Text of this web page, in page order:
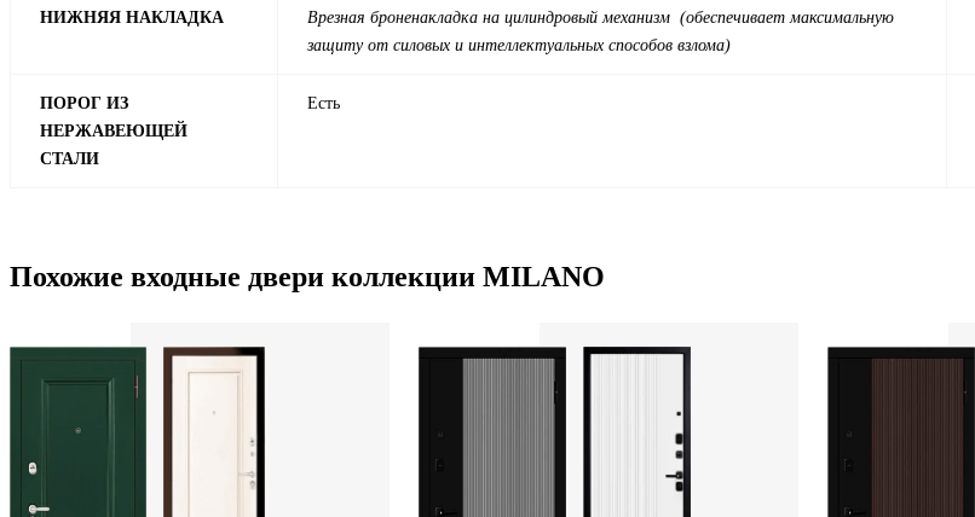
НИЖНЯЯ НАКЛАДКА
Врезная броненакладка на цилиндровый механизм (обеспечивает максимальную
защиту от силовых и интеллектуальных способов взлома)
ПОРОГ ИЗ
НЕРЖАВЕЮЩЕЙ
СТАЛИ
Есть
Похожие входные двери коллекции MILANO